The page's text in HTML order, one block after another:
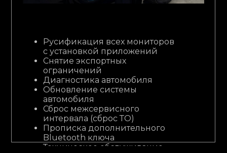
Русификация всех мониторов
с установкой приложений
Снятие экспортных
ограничений
Диагностика автомобиля
Обновление системы
автомобиля
Сброс межсервисного
интервала (сброс ТО)
Прописка дополнительного
Bluetooth ключа
Техническое обслуживание